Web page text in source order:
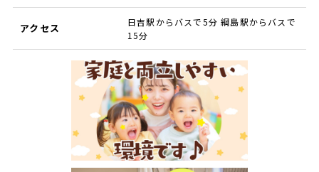
アクセス
日吉駅からバスで5分 綱島駅からバスで
15分